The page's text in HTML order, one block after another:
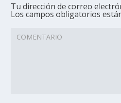
Tu dirección de correo
Los campos obligatorios